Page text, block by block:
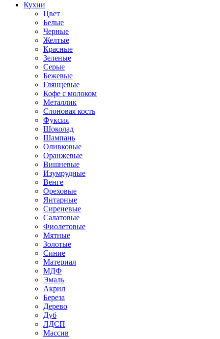
Кухни
Цвет
Белые
Черные
Желтые
Красные
Зеленые
Серые
Бежевые
Глянцевые
Кофе с молоком
Металлик
Слоновая кость
Фуксия
Шоколад
Шампань
Оливковые
Оранжевые
Вишневые
Изумрудные
Венге
Ореховые
Янтарные
Сиреневые
Салатовые
Фиолетовые
Мятные
Золотые
Синие
Материал
МДФ
Эмаль
Акрил
Береза
Дерево
Дуб
ЛДСП
Массив